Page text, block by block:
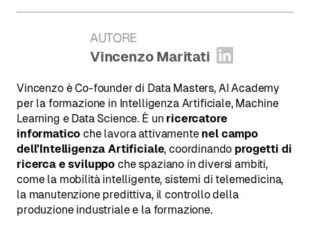
AUTORE
:Vincenzo Maritati
Vincenzo è Co-founder di Data Masters, AI Academy
per la formazione in Intelligenza Artificiale, Machine
Learning e Data Science. È un ricercatore
informatico che lavora attivamente nel campo
dell’Intelligenza Artificiale, coordinando progetti di
ricerca e sviluppo che spaziano in diversi ambiti,
come la mobilità intelligente, sistemi di telemedicina,
la manutenzione predittiva, il controllo della
produzione industriale e la formazione.